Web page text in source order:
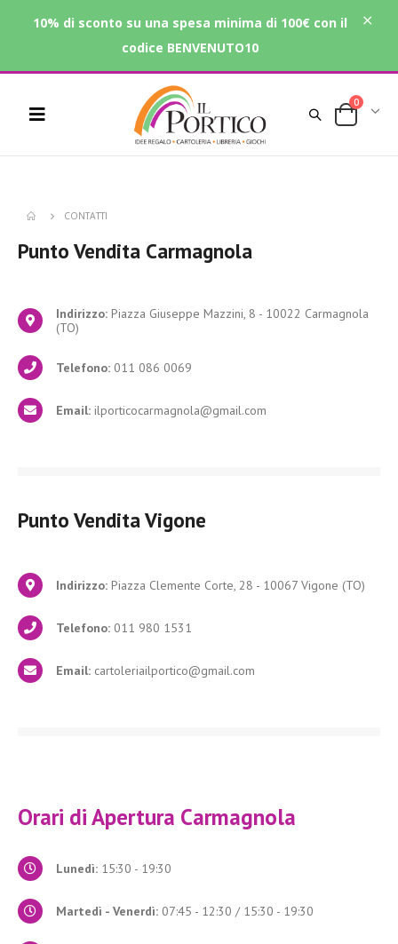
0
CONTATTI
Punto Vendita Carmagnola
Indirizzo: Piazza Giuseppe Mazzini, 8 - 10022 Carmagnola
(TO)
Telefono: 011 086 0069
Email: ilporticocarmagnola@gmail.com
Punto VenditaVigone
Indirizzo: Piazza Clemente Corte, 28 - 10067 Vigone (TO)
Telefono: 011 980 1531
Email: cartoleriailportico@gmail.com
Orari di Apertura Carmagnola
Lunedì: 15:30 - 19:30
Martedì - Venerdì: 07:45 - 12:30 / 15:30 - 19:30
10% di sconto su una spesa minima di 100€ con il
codice BENVENUTO10